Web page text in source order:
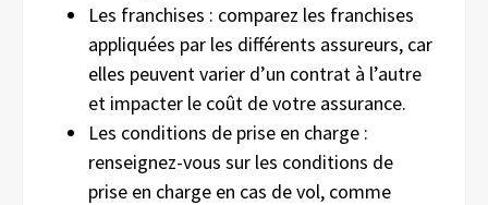
Les franchises : comparez les franchises
appliquées par les différents assureurs, car
elles peuvent varier d’un contrat à l’autre
et impacter le coût de votre assurance.
Les conditions de prise en charge :
renseignez-vous sur les conditions de
prise en charge en cas de vol, comme